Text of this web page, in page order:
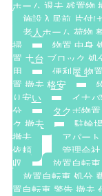
ホーム 退去 残置物
施設入居前 片付
老人ホーム 荷物
掃
物置 中身
置 土台 ブロック 処
用
便利屋 物
置 撤去 格安
り安い
イナ
分
タクボ物
ク 撤去
駐輪
撤去
アパー
依頼
管理会
収
放置自転
放置自転車 処分
置自転車 警告 撤去